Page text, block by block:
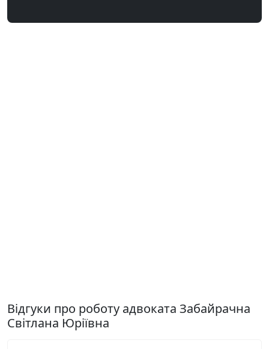
Відгуки про роботу адвоката Забайрачна
Світлана Юріївна